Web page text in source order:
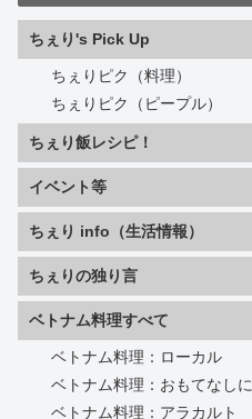
ちぇり's Pick Up
ちぇりピク（料理）
ちぇりピク（ピープル）
ちぇり飯レシピ！
イベント等
ちぇり info（生活情報）
ちぇりの独り言
ベトナム料理すべて
ベトナム料理：ローカル
ベトナム料理：おもてなしに
ベトナム料理：アラカルト